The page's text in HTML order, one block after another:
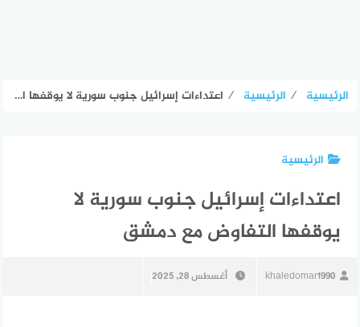
الرئيسية ⁄ الرئيسية ⁄ اعتداءات إسرائيل جنوب سورية لا يوقفها التفاوض مع دمشق
الرئيسية
اعتداءات إسرائيل جنوب سورية لا
يوقفها التفاوض مع دمشق
khaledomar1990 أغسطس 28, 2025